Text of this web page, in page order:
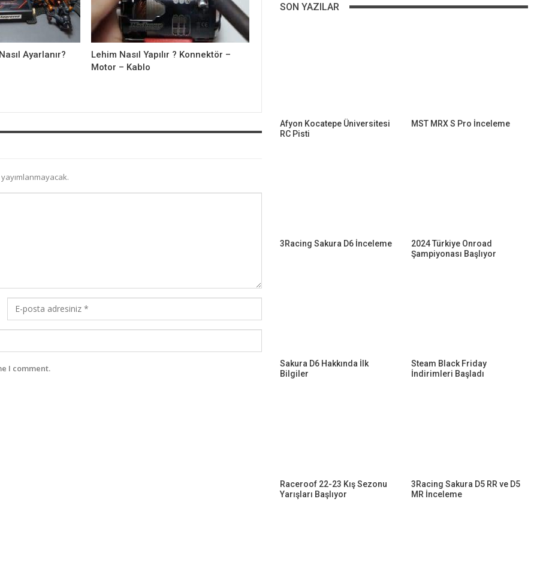
Ayarlanır?
Lehim Nasıl Yapılır ? Konnektör –
Motor – Kablo
I comment.
SON YAZILAR
Afyon Kocatepe Üniversitesi
RC Pisti
MST MRX S Pro İnceleme
3Racing Sakura D6 İnceleme
2024 Türkiye Onroad
Şampiyonası Başlıyor
Sakura D6 Hakkında İlk
Bilgiler
Steam Black Friday
İndirimleri Başladı
Raceroof 22-23 Kış Sezonu
Yarışları Başlıyor
3Racing Sakura D5 RR ve D5
MR İnceleme